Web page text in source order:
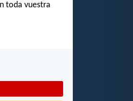
toda vuestra